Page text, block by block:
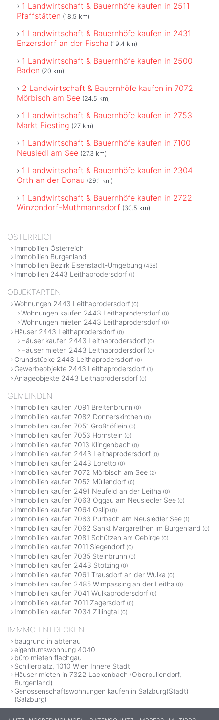
1 Landwirtschaft & Bauernhöfe kaufen in 2511
Pfaffstätten (18.5 km)
1 Landwirtschaft & Bauernhöfe kaufen in 2431
Enzersdorf an der Fischa (19.4 km)
1 Landwirtschaft & Bauernhöfe kaufen in 2500
Baden (20 km)
2 Landwirtschaft & Bauernhöfe kaufen in 7072
Mörbisch am See (24.5 km)
1 Landwirtschaft & Bauernhöfe kaufen in 2753
Markt Piesting (27 km)
1 Landwirtschaft & Bauernhöfe kaufen in 7100
Neusiedl am See (27.3 km)
1 Landwirtschaft & Bauernhöfe kaufen in 2304
Orth an der Donau (29.1 km)
1 Landwirtschaft & Bauernhöfe kaufen in 2722
Winzendorf-Muthmannsdorf (30.5 km)
ÖSTERREICH
Immobilien Österreich
Immobilien Burgenland
Immobilien Bezirk Eisenstadt-Umgebung (436)
Immobilien 2443 Leithaprodersdorf (1)
OBJEKTARTEN
Wohnungen 2443 Leithaprodersdorf (0)
Wohnungen kaufen 2443 Leithaprodersdorf (0)
Wohnungen mieten 2443 Leithaprodersdorf (0)
Häuser 2443 Leithaprodersdorf (0)
Häuser kaufen 2443 Leithaprodersdorf (0)
Häuser mieten 2443 Leithaprodersdorf (0)
Grundstücke 2443 Leithaprodersdorf (0)
Gewerbeobjekte 2443 Leithaprodersdorf (1)
Anlageobjekte 2443 Leithaprodersdorf (0)
GEMEINDEN
Immobilien kaufen 7091 Breitenbrunn (0)
Immobilien kaufen 7082 Donnerskirchen (0)
Immobilien kaufen 7051 Großhöflein (0)
Immobilien kaufen 7053 Hornstein (0)
Immobilien kaufen 7013 Klingenbach (0)
Immobilien kaufen 2443 Leithaprodersdorf (0)
Immobilien kaufen 2443 Loretto (0)
Immobilien kaufen 7072 Mörbisch am See (2)
Immobilien kaufen 7052 Müllendorf (0)
Immobilien kaufen 2491 Neufeld an der Leitha (0)
Immobilien kaufen 7063 Oggau am Neusiedler See (0)
Immobilien kaufen 7064 Oslip (0)
Immobilien kaufen 7083 Purbach am Neusiedler See (1)
Immobilien kaufen 7062 Sankt Margarethen im Burgenland (0)
Immobilien kaufen 7081 Schützen am Gebirge (0)
Immobilien kaufen 7011 Siegendorf (0)
Immobilien kaufen 7035 Steinbrunn (0)
Immobilien kaufen 2443 Stotzing (0)
Immobilien kaufen 7061 Trausdorf an der Wulka (0)
Immobilien kaufen 2485 Wimpassing an der Leitha (0)
Immobilien kaufen 7041 Wulkaprodersdorf (0)
Immobilien kaufen 7011 Zagersdorf (0)
Immobilien kaufen 7034 Zillingtal (0)
IMMMO ENTDECKEN
baugrund in abtenau
eigentumswohnung 4040
büro mieten flachgau
Schillerplatz, 1010 Wien Innere Stadt
Häuser mieten in 7322 Lackenbach (Oberpullendorf,
Burgenland)
Genossenschaftswohnungen kaufen in Salzburg(Stadt)
(Salzburg)